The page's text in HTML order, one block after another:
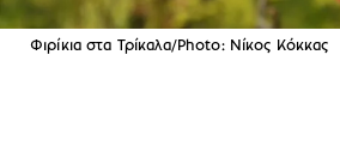
Φιρίκια στα Τρίκαλα/Photo: Νίκος Κόκκας